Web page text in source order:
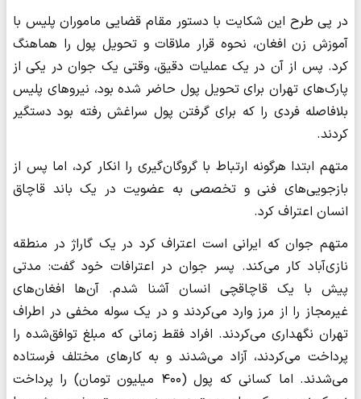
در پی طرح این شکایت با دستور مقام قضایی ماموران پلیس با
آموزش زن افغان، نحوه قرار ملاقات و تحویل پول را هماهنگ
کرد. پس از آن در یک عملیات دقیق، وقتی یک جوان در یکی از
پارک‌های تهران برای تحویل پول حاضر شده بود، نیروهای پلیس
بلافاصله فردی را که برای گرفتن پول سراغش رفته بود دستگیر
کردند.
متهم ابتدا هرگونه ارتباط با گروگان‌گیری را انکار کرد، اما پس از
بازجویی‌های فنی و تخصصی به عضویت در یک باند قاچاق
انسان اعتراف کرد.
متهم جوان که ایرانی است اعتراف کرد در یک گاراژ در منطقه
نازی‌آباد کار می‌کند. پسر جوان در اعترافات خود گفت: مدتی
پیش با یک قاچاقچی انسان آشنا شدم. آن‌ها افغان‌های
غیرمجاز را از مرز وارد می‌کردند و در یک سوله مخفی در اطراف
تهران نگهداری می‌کردند. افراد فقط زمانی که مبلغ توافق‌شده را
پرداخت می‌کردند، آزاد می‌شدند و به کارهای مختلف فرستاده
می‌شدند. اما کسانی که پول (۴۰۰ میلیون تومان) را پرداخت